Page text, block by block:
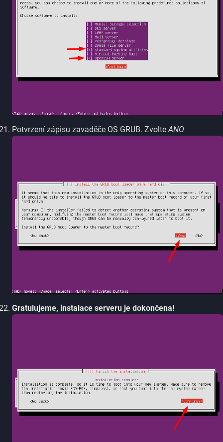
Potvrzení zápisu zavaděče OS GRUB. ZvolteANO
Gratulujeme, instalace serveru je dokončena!